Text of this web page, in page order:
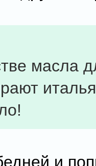
масла
и